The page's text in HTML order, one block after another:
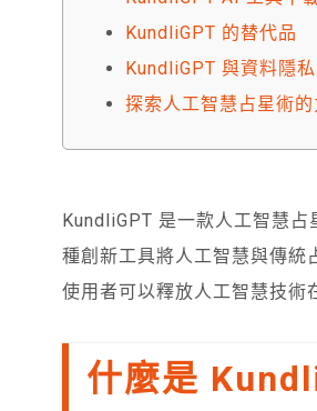
KundliGPT 的替代品
KundliGPT 與資料隱私
探索人工智慧占星術的
KundliGPT 是一款人工智慧
種創新工具將人工智慧與傳統
使用者可以釋放人工智慧技術
什麼是